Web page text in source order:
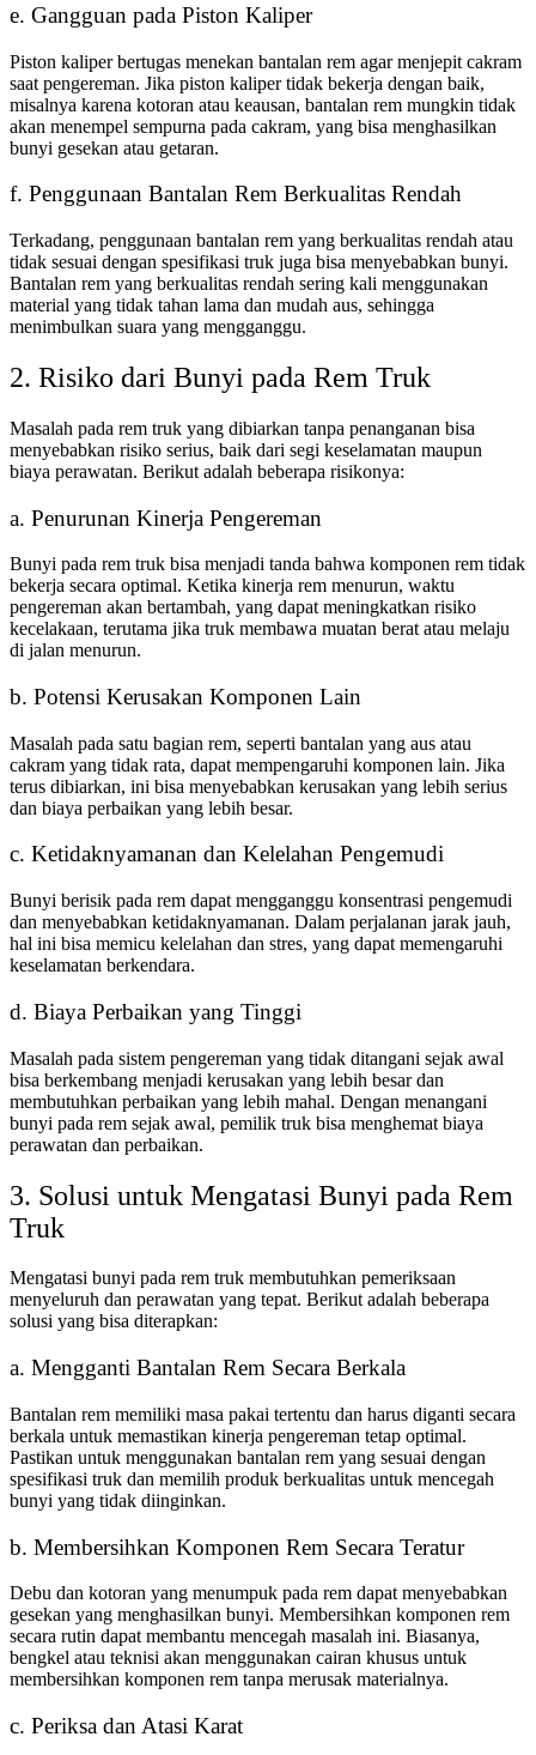
e. Gangguan pada Piston Kaliper
Piston kaliper bertugas menekan bantalan rem agar menjepit cakram
saat pengereman. Jika piston kaliper tidak bekerja dengan baik,
misalnya karena kotoran atau keausan, bantalan rem mungkin tidak
akan menempel sempurna pada cakram, yang bisa menghasilkan
bunyi gesekan atau getaran.
f. Penggunaan Bantalan Rem Berkualitas Rendah
Terkadang, penggunaan bantalan rem yang berkualitas rendah atau
tidak sesuai dengan spesifikasi truk juga bisa menyebabkan bunyi.
Bantalan rem yang berkualitas rendah sering kali menggunakan
material yang tidak tahan lama dan mudah aus, sehingga
menimbulkan suara yang mengganggu.
2. Risiko dari Bunyi pada Rem Truk
Masalah pada rem truk yang dibiarkan tanpa penanganan bisa
menyebabkan risiko serius, baik dari segi keselamatan maupun
biaya perawatan. Berikut adalah beberapa risikonya:
a. Penurunan Kinerja Pengereman
Bunyi pada rem truk bisa menjadi tanda bahwa komponen rem tidak
bekerja secara optimal. Ketika kinerja rem menurun, waktu
pengereman akan bertambah, yang dapat meningkatkan risiko
kecelakaan, terutama jika truk membawa muatan berat atau melaju
di jalan menurun.
b. Potensi Kerusakan Komponen Lain
Masalah pada satu bagian rem, seperti bantalan yang aus atau
cakram yang tidak rata, dapat mempengaruhi komponen lain. Jika
terus dibiarkan, ini bisa menyebabkan kerusakan yang lebih serius
dan biaya perbaikan yang lebih besar.
c. Ketidaknyamanan dan Kelelahan Pengemudi
Bunyi berisik pada rem dapat mengganggu konsentrasi pengemudi
dan menyebabkan ketidaknyamanan. Dalam perjalanan jarak jauh,
hal ini bisa memicu kelelahan dan stres, yang dapat memengaruhi
keselamatan berkendara.
d. Biaya Perbaikan yang Tinggi
Masalah pada sistem pengereman yang tidak ditangani sejak awal
bisa berkembang menjadi kerusakan yang lebih besar dan
membutuhkan perbaikan yang lebih mahal. Dengan menangani
bunyi pada rem sejak awal, pemilik truk bisa menghemat biaya
perawatan dan perbaikan.
3. Solusi untuk Mengatasi Bunyi pada Rem
Truk
Mengatasi bunyi pada rem truk membutuhkan pemeriksaan
menyeluruh dan perawatan yang tepat. Berikut adalah beberapa
solusi yang bisa diterapkan:
a. Mengganti Bantalan Rem Secara Berkala
Bantalan rem memiliki masa pakai tertentu dan harus diganti secara
berkala untuk memastikan kinerja pengereman tetap optimal.
Pastikan untuk menggunakan bantalan rem yang sesuai dengan
spesifikasi truk dan memilih produk berkualitas untuk mencegah
bunyi yang tidak diinginkan.
b. Membersihkan Komponen Rem Secara Teratur
Debu dan kotoran yang menumpuk pada rem dapat menyebabkan
gesekan yang menghasilkan bunyi. Membersihkan komponen rem
secara rutin dapat membantu mencegah masalah ini. Biasanya,
bengkel atau teknisi akan menggunakan cairan khusus untuk
membersihkan komponen rem tanpa merusak materialnya.
c. Periksa dan Atasi Karat